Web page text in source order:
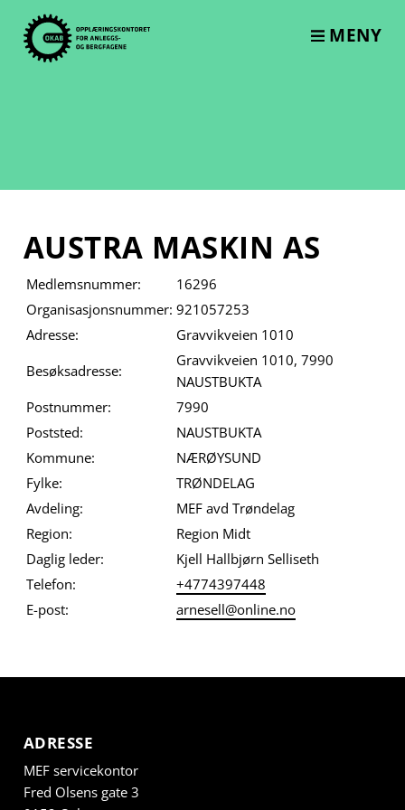
content
MENY
AUSTRA MASKIN AS
Medlemsnummer:
16296
Organisasjonsnummer: 921057253
Adresse:
Gravvikveien 1010
Besøksadresse:
Gravvikveien 1010, 7990
NAUSTBUKTA
Postnummer:
7990
Poststed:
NAUSTBUKTA
Kommune:
NÆRØYSUND
Fylke:
TRØNDELAG
Avdeling:
MEF avd Trøndelag
Region:
Region Midt
Daglig leder:
Kjell Hallbjørn Selliseth
Telefon:
+4774397448
E-post:
arnesell@online.no
ADRESSE
MEF servicekontor
Fred Olsens gate 3